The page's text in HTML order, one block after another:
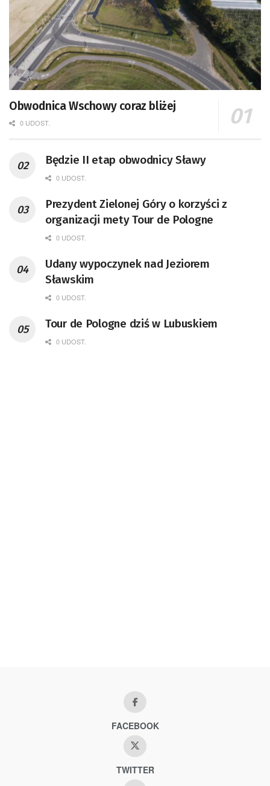
Obwodnica Wschowy coraz bliżej
0 UDOST.
Będzie II etap obwodnicy Sławy
0 UDOST.
Prezydent Zielonej Góry o korzyści z
organizacji mety Tour de Pologne
0 UDOST.
Udany wypoczynek nad Jeziorem
Sławskim
0 UDOST.
Tour de Pologne dziś w Lubuskiem
0 UDOST.
FACEBOOK
TWITTER